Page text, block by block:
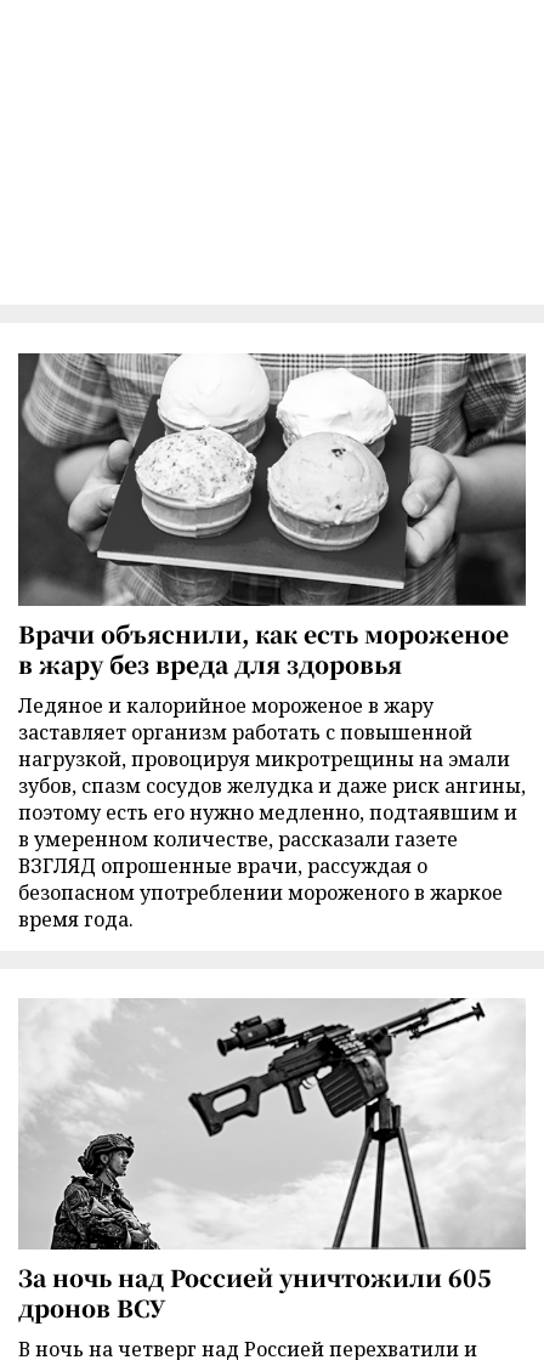
Врачи объяснили, как есть мороженое
в жару без вреда для здоровья
Ледяное и калорийное мороженое в жару
заставляет организм работать с повышенной
нагрузкой, провоцируя микротрещины на эмали
зубов, спазм сосудов желудка и даже риск ангины,
поэтому есть его нужно медленно, подтаявшим и
в умеренном количестве, рассказали газете
ВЗГЛЯД опрошенные врачи, рассуждая о
безопасном употреблении мороженого в жаркое
время года.
За ночь над Россией уничтожили 605
дронов ВСУ
В ночь на четверг над Россией перехватили и